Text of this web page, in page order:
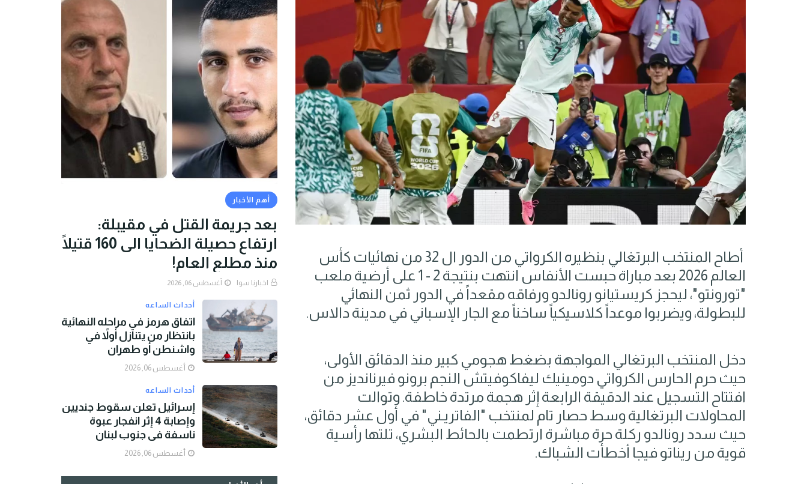
أطاح المنتخب ​البرتغال​ي بنظيره الكرواتي من الدور ال 32 من نهائيات ​كأس
العالم 2026​ بعد مباراة حبست الأنفاس انتهت بنتيجة 2 - 1 على أرضية ملعب
"تورونتو"، ليحجز كريستيانو رونالدو ورفاقه مقعداً في الدور ثمن النهائي
للبطولة، ويضربوا موعداً كلاسيكياً ساخناً مع الجار الإسباني في مدينة دالاس.
دخل المنتخب البرتغالي المواجهة بضغط هجومي كبير منذ الدقائق الأولى،
حيث حرم الحارس الكرواتي دومينيك ليفاكوفيتش النجم برونو فيرنانديز من
افتتاح التسجيل عند الدقيقة الرابعة إثر هجمة مرتدة خاطفة. وتوالت
المحاولات البرتغالية وسط حصار تام لمنتخب "الفاتريـني" في أول عشر دقائق،
حيث سدد رونالدو ركلة حرة مباشرة ارتطمت بالحائط البشري، تلتها رأسية
قوية من ريناتو فيجا أخطأت الشباك.
أهم الأخبار
بعد جريمة القتل في مقيبلة:
ارتفاع حصيلة الضحايا الى 160 قتيلًا
منذ مطلع العام!
اخبارنا سوا أغسطس 06, 2026
أحداث الساعه
اتفاق هرمز في مراحله النهائية
بانتظار من يتنازل أولاً في
واشنطن أو طهران
أغسطس 06, 2026
أحداث الساعه
إسرائيل تعلن سقوط جنديين
وإصابة 4 إثر انفجار عبوة
ناسفة في جنوب لبنان
أغسطس 06, 2026